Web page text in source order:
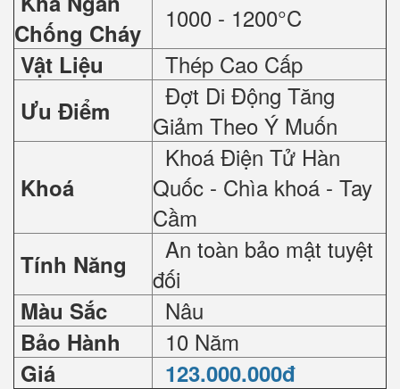
Chống Cháy
1000 - 1200°C
Vật Liệu Thép Cao Cấp
Ưu Điểm
Đợt Di Động Tăng
Giảm Theo Ý Muốn
Khoá
Khoá Điện Tử Hàn
Quốc - Chìa khoá - Tay
Cầm
Tính Năng
An toàn bảo mật tuyệt
đối
Màu Sắc Nâu
Bảo Hành 10 Năm
Giá 123.000.000đ